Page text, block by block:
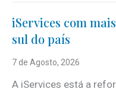
iServices com
sul do país
7 de Agosto, 2026
A iServices está a